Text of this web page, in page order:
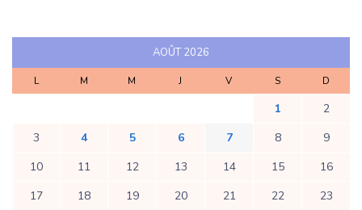
AOÛT 2026
L M M J V S D
1
2
3
4 5 6 7 8
9
10
11 12 13 14 15
16
17
18 19 20 21 22
23